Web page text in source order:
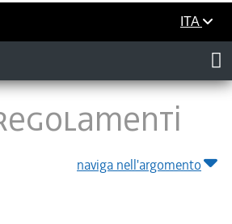
ITA
naviga nell'argomento